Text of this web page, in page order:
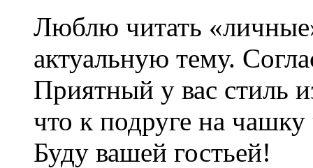
Люблю читать
актуальную тему.
Приятный у вас стиль
что к подруге на чашку
Буду вашей гостьей!